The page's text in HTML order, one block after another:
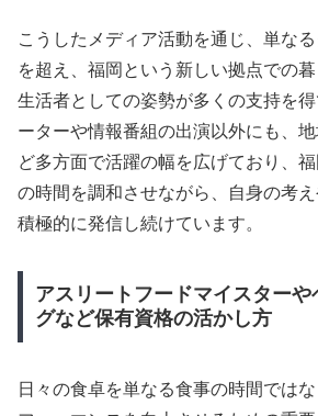
こうしたメディア活動を通じ、単な
を超え、福岡という新しい拠点での
生活者としての姿勢が多くの支持を
ーターや情報番組の出演以外にも、
ど多方面で活躍の幅を広げており、
の時間を調和させながら、自身の考
積極的に発信し続けています。
アスリートフードマイスター
グなど保有資格の活かし方
日々の食卓を単なる食事の時間では